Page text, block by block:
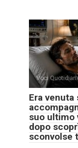
Voci
Era
suo ultimo
dopo
sconvolse